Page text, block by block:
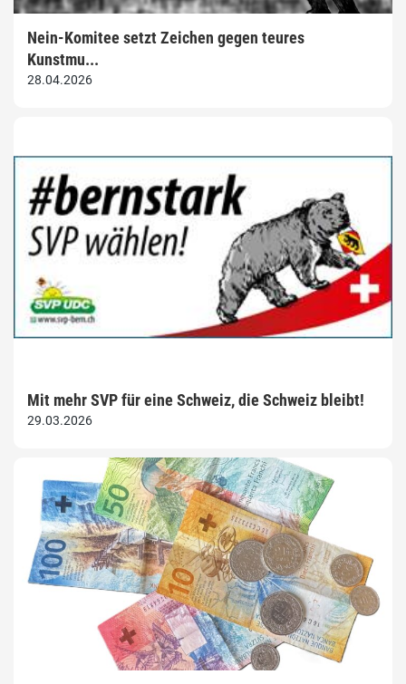
Nein-Komitee setzt Zeichen gegen teures
Kunstmu...
28.04.2026
Mit mehr SVP für eine Schweiz, die Schweiz bleibt!
29.03.2026